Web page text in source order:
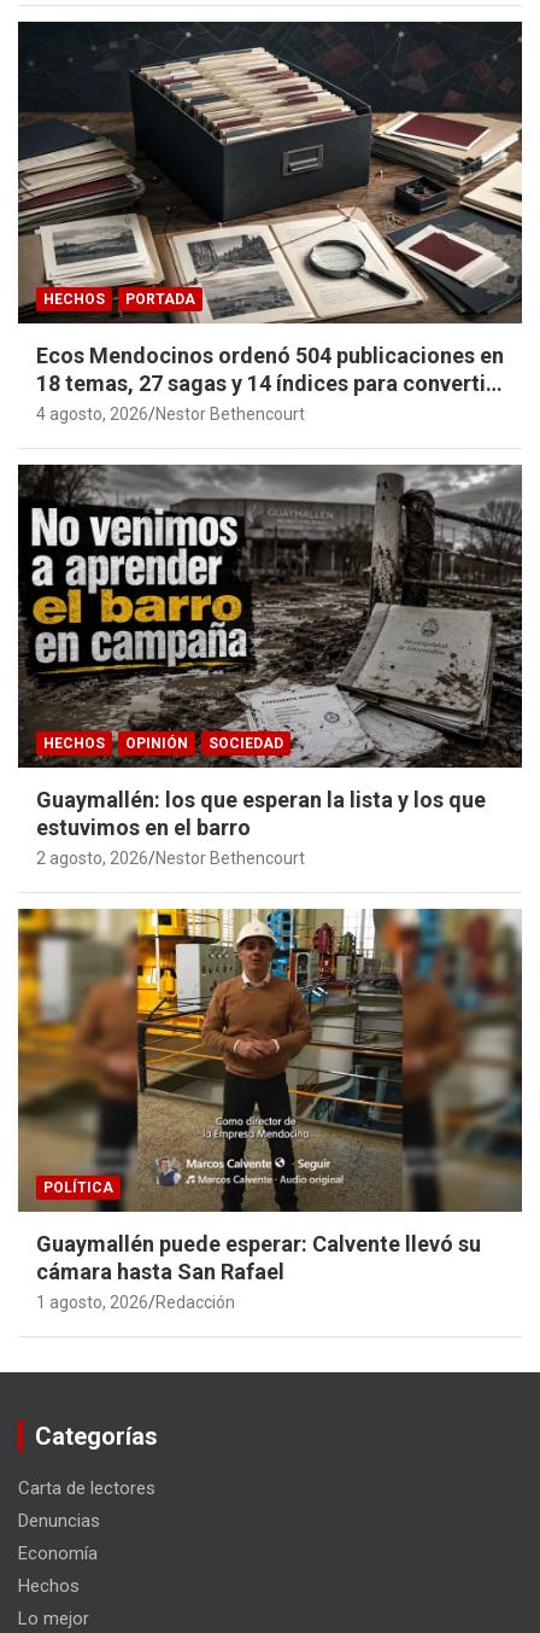
HECHOS PORTADA
Ecos Mendocinos ordenó 504 publicaciones en
18 temas, 27 sagas y 14 índices para convertir
años de investigación en memoria pública
4 agosto, 2026 Nestor Bethencourt
HECHOS OPINIÓN SOCIEDAD
Guaymallén: los que esperan la lista y los que
estuvimos en el barro
2 agosto, 2026 Nestor Bethencourt
POLÍTICA
Guaymallén puede esperar: Calvente llevó su
cámara hasta San Rafael
1 agosto, 2026 Redacción
Categorías
Carta de lectores
Denuncias
Economía
Hechos
Lo mejor